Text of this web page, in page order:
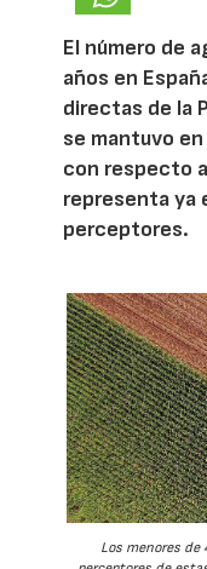
El número de
años en
directas de la
se mantuvo
con respecto
representa ya
perceptores.
Los menores